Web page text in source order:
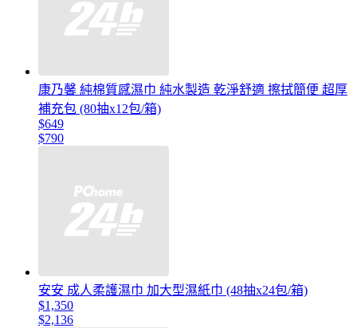
康乃馨 純棉質感濕巾 純水製造 乾淨舒適 擦拭簡便 超厚
補充包 (80抽x12包/箱)
$649
$790
安安 成人柔護濕巾 加大型濕紙巾 (48抽x24包/箱)
$1,350
$2,136